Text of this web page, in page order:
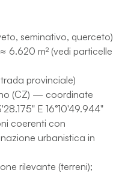
seminativo, querceto)
6.620 m² (vedi particelle
provinciale)
(CZ) — coordinate
E 16°10'49.944"
coerenti con
urbanistica in
rilevante (terreni);